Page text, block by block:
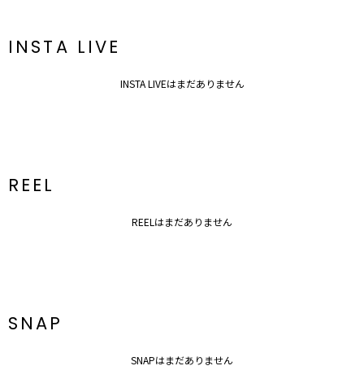
INSTA LIVE
INSTA LIVEはまだありません
REEL
REELはまだありません
SNAP
SNAPはまだありません